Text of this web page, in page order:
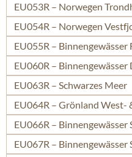
EU053R – Norwegen
EU054R – Norwegen
EU055R – Binnengewässer
EU060R – Binnengewässer
EU063R – Schwarzes Meer
EU064R – Grönland West-
EU066R – Binnengewässer
EU067R – Binnengewässer